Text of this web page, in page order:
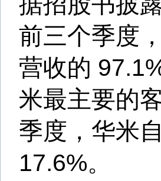
示，华米与小米
半，双方签订的
到期。
可见，在华米
第一大自然人股
股占比达39.7%
米与小米已形成